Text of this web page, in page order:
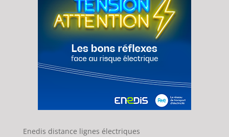
Enedis distance lignes électriques